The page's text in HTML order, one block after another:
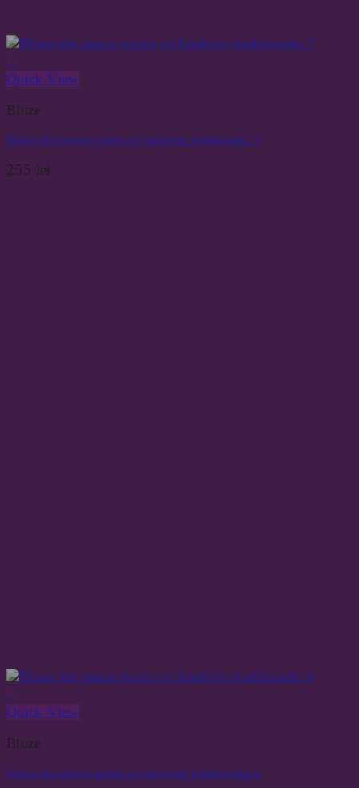
Quick View
Bluze
Bluza din panza topita cu broderie traditionala 7
255 lei
Quick View
Bluze
Bluza din panza topita cu broderie traditionala 6